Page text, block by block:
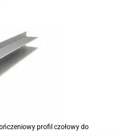
profil czołowy do